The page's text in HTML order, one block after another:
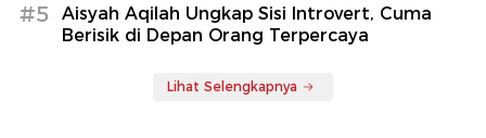
#5
Aisyah Aqilah Ungkap Sisi Introvert, Cuma
Berisik di Depan Orang Terpercaya
Lihat Selengkapnya